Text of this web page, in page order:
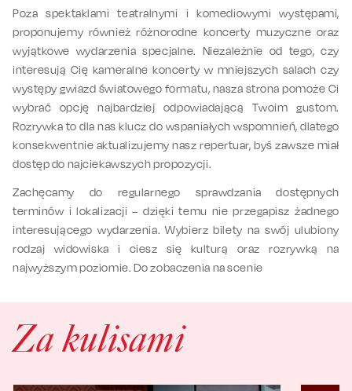
Poza spektaklami teatralnymi i komediowymi występami,
proponujemy również różnorodne koncerty muzyczne oraz
wyjątkowe wydarzenia specjalne. Niezależnie od tego, czy
interesują Cię kameralne koncerty w mniejszych salach czy
występy gwiazd światowego formatu, nasza strona pomoże Ci
wybrać opcję najbardziej odpowiadającą Twoim gustom.
Rozrywka to dla nas klucz do wspaniałych wspomnień, dlatego
konsekwentnie aktualizujemy nasz repertuar, byś zawsze miał
dostęp do najciekawszych propozycji.
Zachęcamy do regularnego sprawdzania dostępnych
terminów i lokalizacji – dzięki temu nie przegapisz żadnego
interesującego wydarzenia. Wybierz bilety na swój ulubiony
rodzaj widowiska i ciesz się kulturą oraz rozrywką na
najwyższym poziomie. Do zobaczenia na scenie
Za kulisami